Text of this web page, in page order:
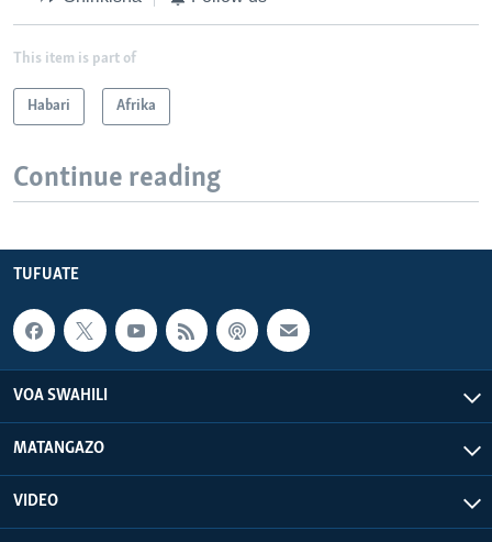
This item is part of
Habari Afrika
Continue reading
TUFUATE
VOA SWAHILI
MATANGAZO
VIDEO